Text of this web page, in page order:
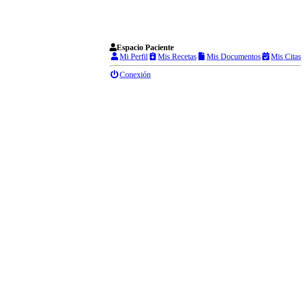
Espacio Paciente
Mi Perfil Mis Recetas Mis Documentos Mis Citas
Conexión